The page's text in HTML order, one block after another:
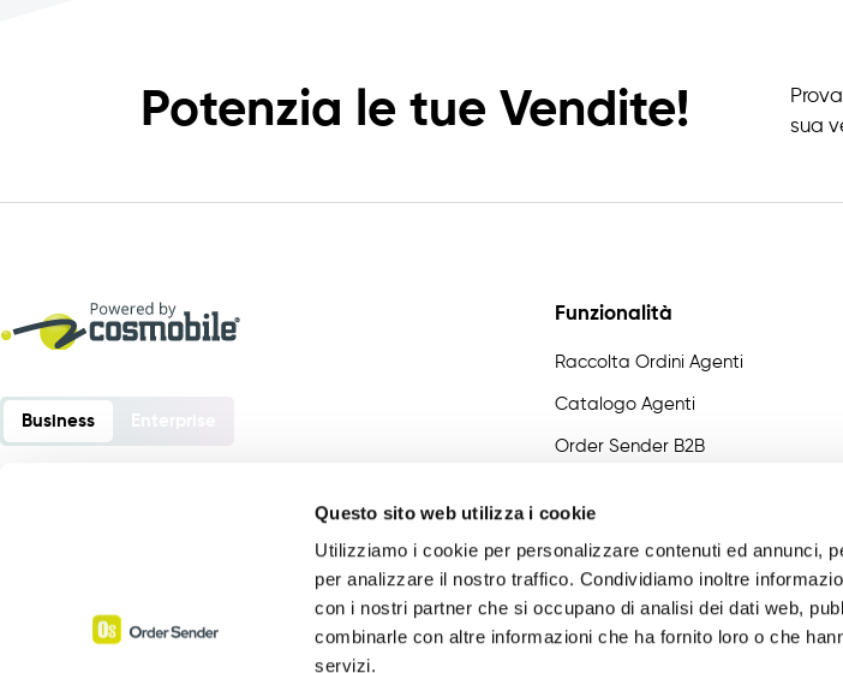
Questo sito web utilizza i cookie
Utilizziamo i cookie per personalizzare contenuti ed annunci,
per analizzare il nostro traffico. Condividiamo inoltre
con i nostri partner che si occupano di analisi dei dati web,
combinarle con altre informazioni che ha fornito loro o che
servizi.
Potenzia le tue Vendite!
sua
Business
Order Sender è un software sviluppato da:
Via Europa 6 – 40061 Minerbio (BO) – Italia
Funzionalità
Raccolta Ordini Agenti
Catalogo Agenti
Order Sender B2B
Anagrafiche Certificate
Provvigioni